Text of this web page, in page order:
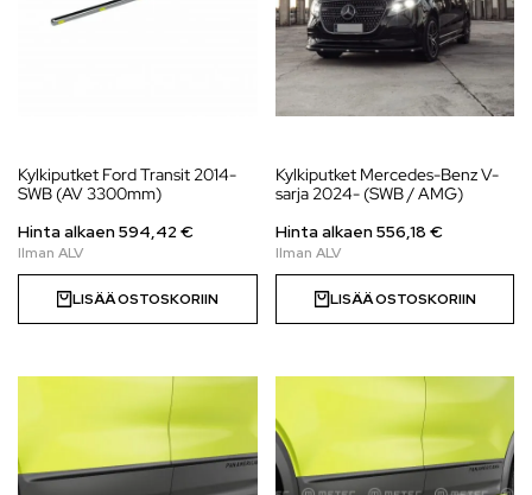
Kylkiputket Ford Transit 2014-
SWB (AV 3300mm)
Hinta alkaen594,42 €
LISÄÄ OSTOSKORIIN
Kylkiputket Mercedes-Benz V-
sarja 2024- (SWB / AMG)
Hinta alkaen556,18 €
LISÄÄ OSTOSKORIIN